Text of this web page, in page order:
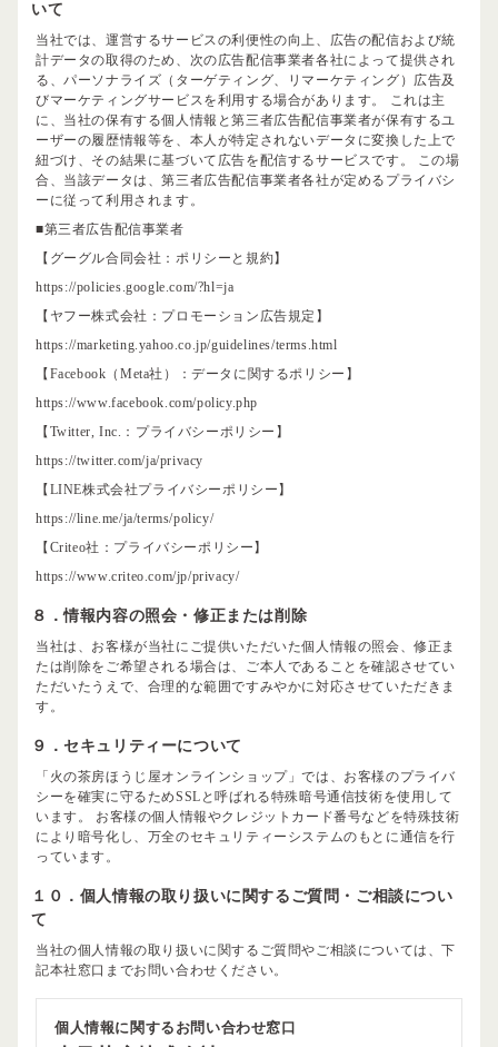
いて
当社では、運営するサービスの利便性の向上、広告の配信および統
計データの取得のため、次の広告配信事業者各社によって提供され
る、パーソナライズ（ターゲティング、リマーケティング）広告及
びマーケティングサービスを利用する場合があります。 これは主
に、当社の保有する個人情報と第三者広告配信事業者が保有するユ
ーザーの履歴情報等を、本人が特定されないデータに変換した上で
紐づけ、その結果に基づいて広告を配信するサービスです。 この場
合、当該データは、第三者広告配信事業者各社が定めるプライバシ
ーに従って利用されます。
■第三者広告配信事業者
【グーグル合同会社：ポリシーと規約】
https://policies.google.com/?hl=ja
【ヤフー株式会社：プロモーション広告規定】
https://marketing.yahoo.co.jp/guidelines/terms.html
【Facebook（Meta社）：データに関するポリシー】
https://www.facebook.com/policy.php
【Twitter, Inc.：プライバシーポリシー】
https://twitter.com/ja/privacy
【LINE株式会社プライバシーポリシー】
https://line.me/ja/terms/policy/
【Criteo社：プライバシーポリシー】
https://www.criteo.com/jp/privacy/
８．情報内容の照会・修正または削除
当社は、お客様が当社にご提供いただいた個人情報の照会、修正ま
たは削除をご希望される場合は、ご本人であることを確認させてい
ただいたうえで、合理的な範囲ですみやかに対応させていただきま
す。
９．セキュリティーについて
「火の茶房ほうじ屋オンラインショップ」では、お客様のプライバ
シーを確実に守るためSSLと呼ばれる特殊暗号通信技術を使用して
います。 お客様の個人情報やクレジットカード番号などを特殊技術
により暗号化し、万全のセキュリティーシステムのもとに通信を行
っています。
１０．個人情報の取り扱いに関するご質問・ご相談につい
て
当社の個人情報の取り扱いに関するご質問やご相談については、下
記本社窓口までお問い合わせください。
個人情報に関するお問い合わせ窓口